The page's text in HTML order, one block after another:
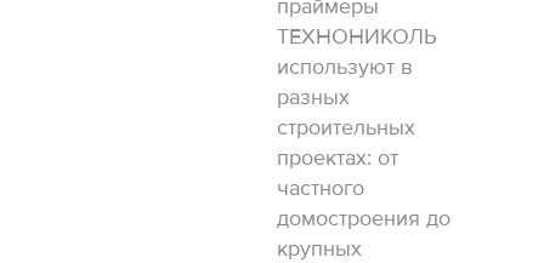
праймеры
ТЕХНОНИКОЛЬ
используют в
разных
строительных
проектах: от
частного
домостроения до
крупных